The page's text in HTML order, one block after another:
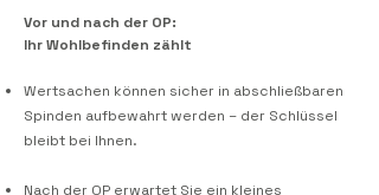
Vor und nach der OP:
Ihr Wohlbefinden zählt
Wertsachen können sicher in abschließbaren
Spinden aufbewahrt werden – der Schlüssel
bleibt bei Ihnen.
Nach der OP erwartet Sie ein kleines